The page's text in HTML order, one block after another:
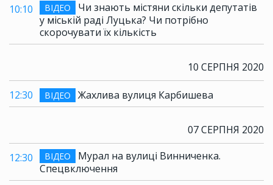
10:10 ВІДЕО
Чи знають містяни скільки депутатів
у міській раді Луцька? Чи потрібно
скорочувати їх кількість
10 СЕРПНЯ 2020
12:30 ВІДЕО Жахлива вулиця Карбишева
07 СЕРПНЯ 2020
12:30 ВІДЕО
Мурал на вулиці Винниченка.
Спецвключення